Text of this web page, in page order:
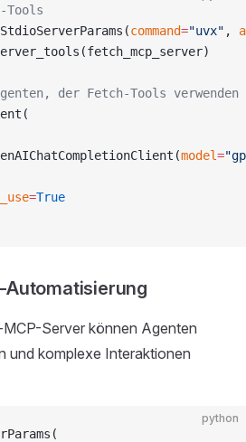
Tools
StdioServerParams(command="uvx" ,
der Fetch-Tools verwenden
model=
=True
Automatisierung
Server können Agenten
und komplexe Interaktionen
python